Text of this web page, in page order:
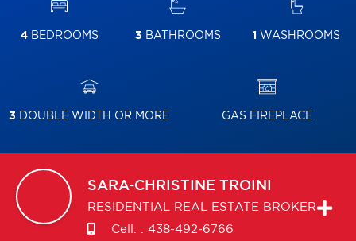
4 BEDROOMS 3 BATHROOMS 1 WASHROOMS
3 DOUBLE WIDTH OR MORE GAS FIREPLACE
SARA-CHRISTINE TROINI
RESIDENTIAL REAL ESTATE BROKER
Cell. : 438-492-6766